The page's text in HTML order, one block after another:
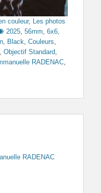
couleur,
Les photos
2025 56mm 6x6,
Black Couleurs
Objectif Standard
RADENAC
RADENAC